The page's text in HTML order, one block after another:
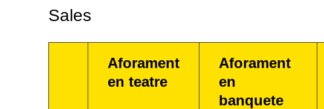
Sales
Aforament
en teatre
Aforament
en
banquete